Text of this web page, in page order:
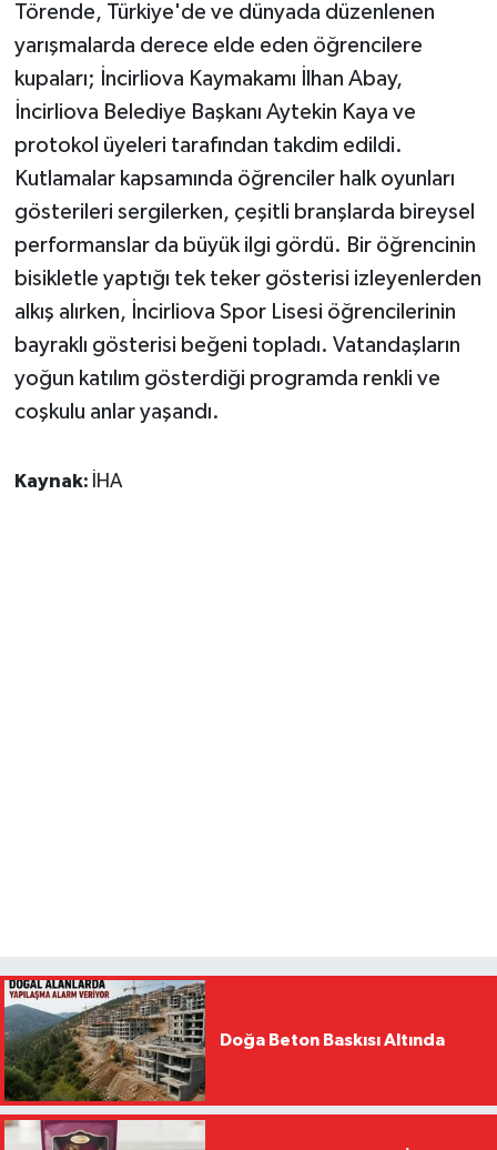
Törende, Türkiye'de ve dünyada düzenlenen
yarışmalarda derece elde eden öğrencilere
kupaları; İncirliova Kaymakamı İlhan Abay,
İncirliova Belediye Başkanı Aytekin Kaya ve
protokol üyeleri tarafından takdim edildi.
Kutlamalar kapsamında öğrenciler halk oyunları
gösterileri sergilerken, çeşitli branşlarda bireysel
performanslar da büyük ilgi gördü. Bir öğrencinin
bisikletle yaptığı tek teker gösterisi izleyenlerden
alkış alırken, İncirliova Spor Lisesi öğrencilerinin
bayraklı gösterisi beğeni topladı. Vatandaşların
yoğun katılım gösterdiği programda renkli ve
coşkulu anlar yaşandı.
Kaynak: İHA
Doğa Beton Baskısı Altında